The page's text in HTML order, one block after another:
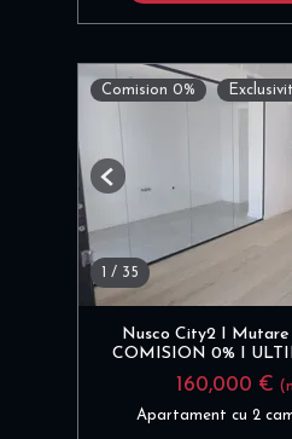
Comision 0%
/ 35
Previous
Nusco City2 I
COMISION 0% I
160,000 €
Apartament cu 2